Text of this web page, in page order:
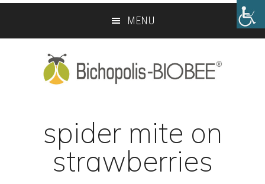
MENU
spider mite on
strawberries